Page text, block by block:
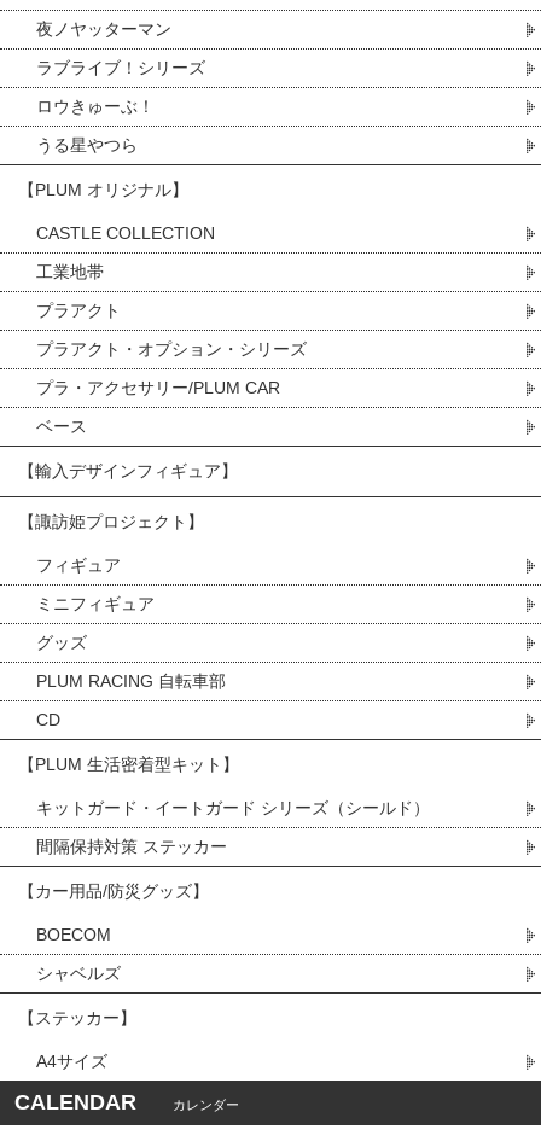
夜ノヤッターマン
ラブライブ！シリーズ
ロウきゅーぶ！
うる星やつら
【PLUM オリジナル】
CASTLE COLLECTION
工業地帯
プラアクト
プラアクト・オプション・シリーズ
プラ・アクセサリー/PLUM CAR
ベース
【輸入デザインフィギュア】
【諏訪姫プロジェクト】
フィギュア
ミニフィギュア
グッズ
PLUM RACING 自転車部
CD
【PLUM 生活密着型キット】
キットガード・イートガード シリーズ（シールド）
間隔保持対策 ステッカー
【カー用品/防災グッズ】
BOECOM
シャベルズ
【ステッカー】
A4サイズ
CALENDAR カレンダー